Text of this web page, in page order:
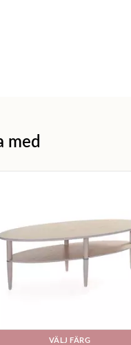
med
VÄLJ FÄRG